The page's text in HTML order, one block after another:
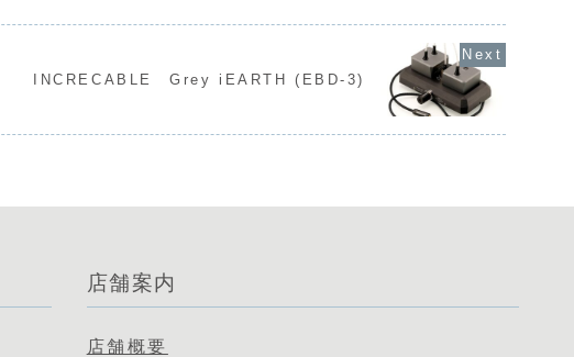
INCRECABLE Grey iEARTH (EBD-3)
店舗案内
店舗概要